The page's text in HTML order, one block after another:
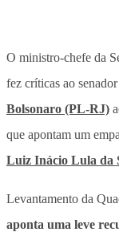
O ministro-chefe da
fez críticas ao
Bolsonaro (PL-RJ)
que apontam um
Luiz Inácio Lula da
Levantamento da
aponta uma leve